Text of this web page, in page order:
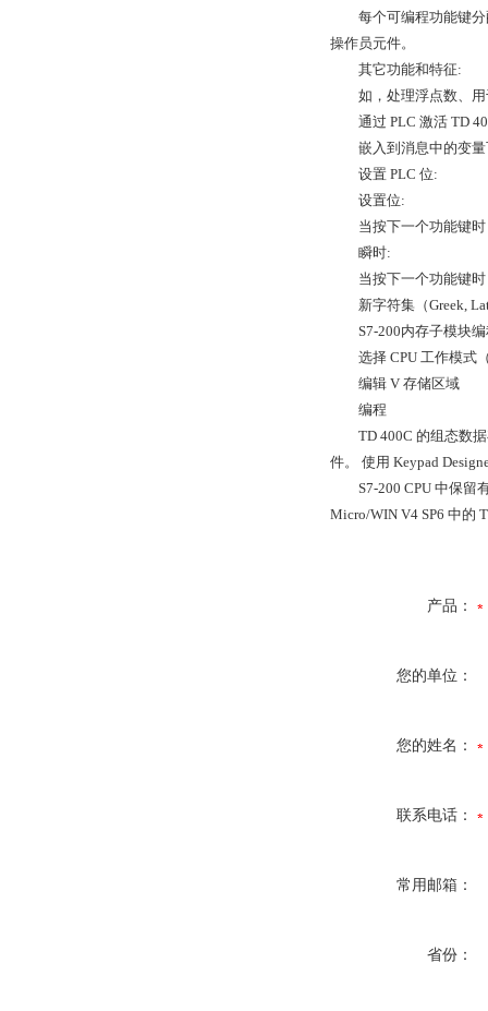
每个可编程功能键分
操作员元件。
其它功能和特征:
如，处理浮点数、用于
通过 PLC 激活 TD
嵌入到消息中的变量
设置 PLC 位:
设置位:
当按下一个功能键时
瞬时:
当按下一个功能键时
新字符集（Greek,
S7-200内存子模块编
选择 CPU 工作模式（
编辑 V 存储区域
编程
TD 400C 的组态数据
件。 使用 Keypad
S7-200 CPU 中保留有
Micro/WIN V4 SP6 中的
产品：
您的单位：
您的姓名：
联系电话：
常用邮箱：
省份：